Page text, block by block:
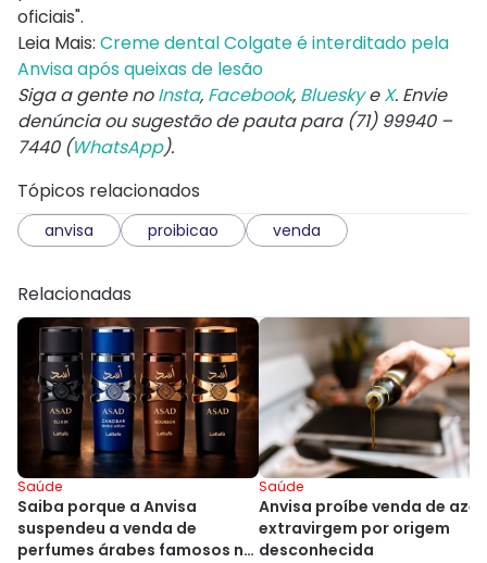
oficiais".
Leia Mais: Creme dental Colgate é interditado pela
Anvisa após queixas de lesão
Siga a gente noInsta, Facebook, BlueskyeX. Envie
denúncia ou sugestão de pauta para (71) 99940 –
7440 (WhatsApp).
Tópicos relacionados
anvisa proibicao venda
Relacionadas
Saúde
Saiba porque a Anvisa
suspendeu a venda de
perfumes árabes famosos no
Saúde
Anvisa proíbe venda de
extravirgem por origem
desconhecida